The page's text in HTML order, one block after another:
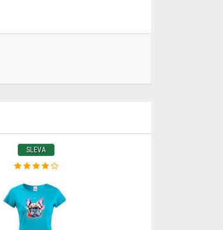
SLEVA